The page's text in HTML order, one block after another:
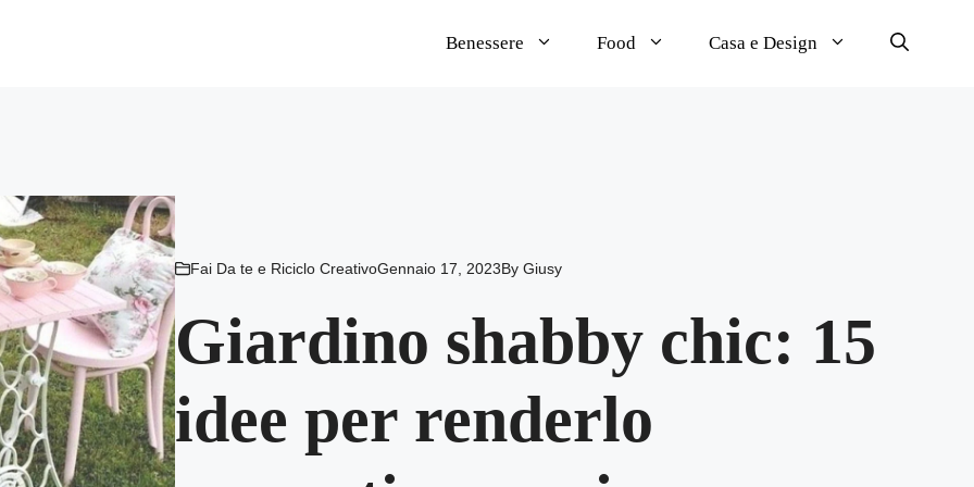
Benessere Food Casa e Design
Fai Da te e Riciclo CreativoGennaio 17, 2023By Giusy
Giardino shabby chic: 15
idee per renderlo